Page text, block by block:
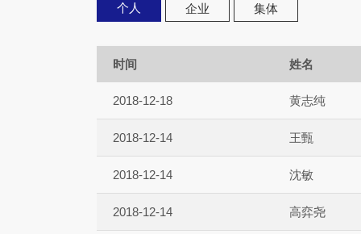
个人 企业 集体
时间 姓名
2018-12-18 黄志纯
2018-12-14 王甄
2018-12-14 沈敏
2018-12-14 高弈尧